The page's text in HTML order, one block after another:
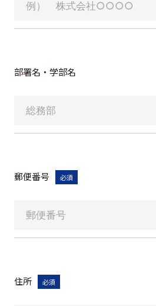
金融商品販売における勧誘方針
方針
部署名・学部名
郵便番号 必須
住所 必須